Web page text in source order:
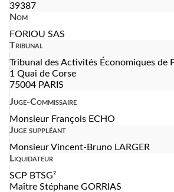
39387
Nom
FORIOU SAS
Tribunal
Tribunal des Activités Économiques de
1 Quai de Corse
75004 PARIS
Juge-Commissaire
Monsieur François ECHO
Juge suppléant
Monsieur Vincent-Bruno LARGER
Liquidateur
SCP BTSG²
Maître Stéphane GORRIAS